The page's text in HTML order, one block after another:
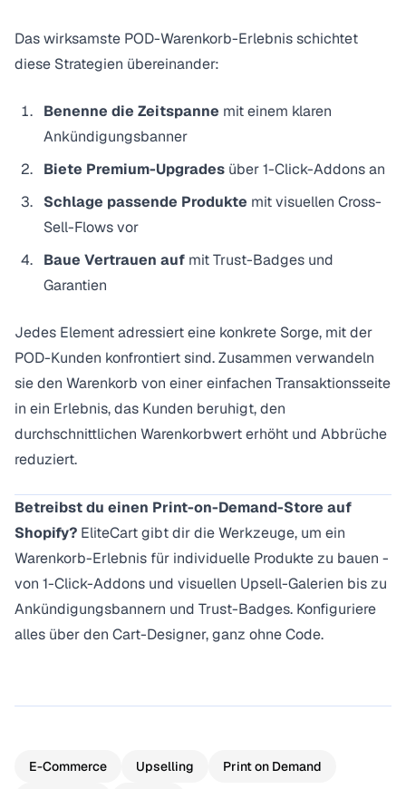
Das wirksamste POD-Warenkorb-Erlebnis schichtet
diese Strategien übereinander:
Benenne die Zeitspanne mit einem klaren
Ankündigungsbanner
Biete Premium-Upgrades über 1-Click-Addons an
Schlage passende Produkte mit visuellen Cross-
Sell-Flows vor
Baue Vertrauen auf mit Trust-Badges und
Garantien
Jedes Element adressiert eine konkrete Sorge, mit der
POD-Kunden konfrontiert sind. Zusammen verwandeln
sie den Warenkorb von einer einfachen Transaktionsseite
in ein Erlebnis, das Kunden beruhigt, den
durchschnittlichen Warenkorbwert erhöht und Abbrüche
reduziert.
Betreibst du einen Print-on-Demand-Store auf
Shopify? EliteCart gibt dir die Werkzeuge, um ein
Warenkorb-Erlebnis für individuelle Produkte zu bauen -
von 1-Click-Addons und visuellen Upsell-Galerien bis zu
Ankündigungsbannern und Trust-Badges. Konfiguriere
alles über den Cart-Designer, ganz ohne Code.
E-Commerce Upselling
Print on Demand